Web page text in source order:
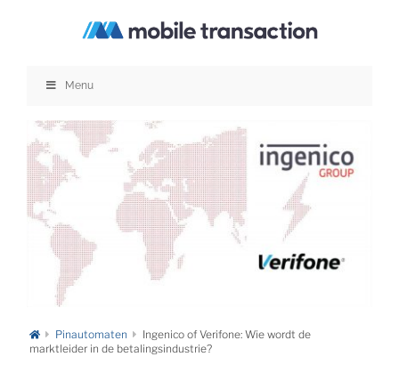
Menu
Pinautomaten
Ingenico of Verifone: Wie wordt de
marktleider in de betalingsindustrie?